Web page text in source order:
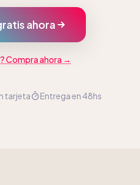
ahora
Compra ahora →
tarjeta Entrega en 48hs